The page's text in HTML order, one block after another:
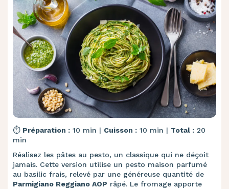
⏱️ Préparation : 10 min | Cuisson : 10 min | Total : 20
min
Réalisez les pâtes au pesto, un classique qui ne déçoit
jamais. Cette version utilise un pesto maison parfumé
au basilic frais, relevé par une généreuse quantité de
Parmigiano Reggiano AOP râpé. Le fromage apporte